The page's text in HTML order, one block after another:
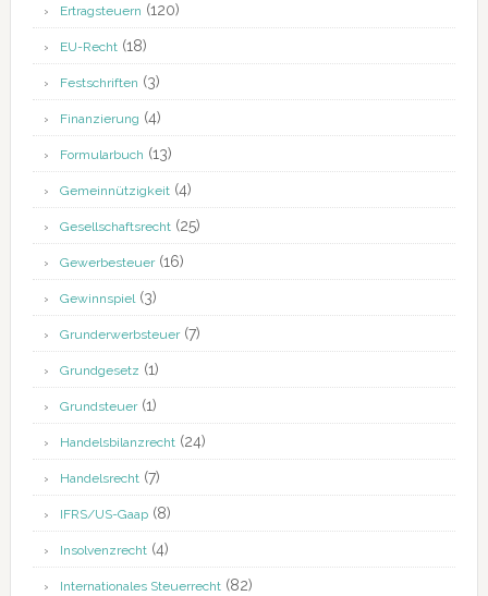
Ertragsteuern (120)
EU-Recht(18)
Festschriften (3)
Finanzierung (4)
Formularbuch (13)
Gemeinnützigkeit(4)
Gesellschaftsrecht(25)
Gewerbesteuer(16)
Gewinnspiel(3)
Grunderwerbsteuer(7)
Grundgesetz (1)
Grundsteuer(1)
Handelsbilanzrecht(24)
Handelsrecht(7)
IFRS/US-Gaap(8)
Insolvenzrecht(4)
Internationales Steuerrecht(82)